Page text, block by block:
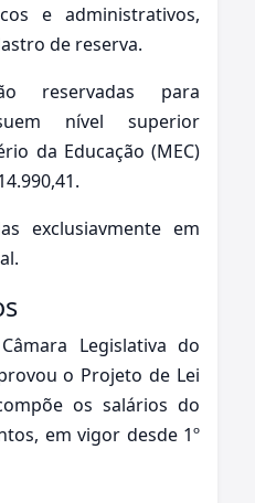
e administrativos,
de reserva.
reservadas para
nível superior
da Educação (MEC)
exclusiavmente em
Legislativa do
o Projeto de Lei
os salários do
em vigor desde 1º